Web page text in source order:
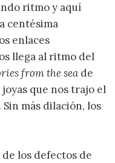
ritmo y aquí
centésima
enlaces
llega al ritmo del
from the sea de
joyas que nos trajo el
más dilación, los
de los defectos de